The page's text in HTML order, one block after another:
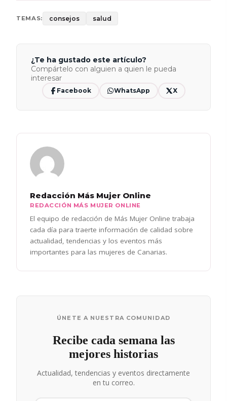
TEMAS: consejos salud
¿Te ha gustado este artículo?
Compártelo con alguien a quien le pueda
interesar
Facebook WhatsApp X
Redacción Más Mujer Online
REDACCIÓN MÁS MUJER ONLINE
El equipo de redacción de Más Mujer Online trabaja
cada día para traerte información de calidad sobre
actualidad, tendencias y los eventos más
importantes para las mujeres de Canarias.
ÚNETE A NUESTRA COMUNIDAD
Recibe cada semana las
mejores historias
Actualidad, tendencias y eventos directamente
en tu correo.